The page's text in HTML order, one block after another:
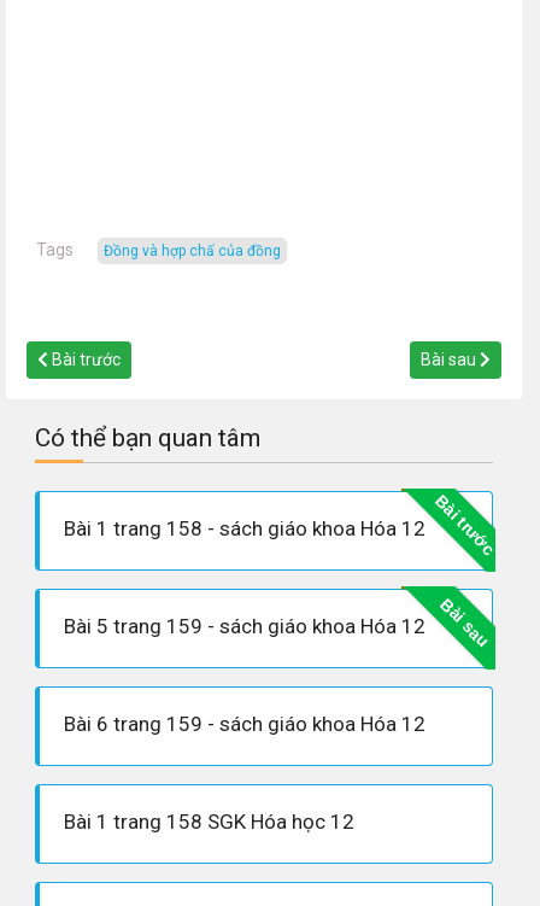
Tags đồng và hợp chấ của đồng
Bài trước Bài sau
Có thể bạn quan tâm
Bài trước
Bài 1 trang 158 - sách giáo khoa Hóa 12
Bài sau
Bài 5 trang 159 - sách giáo khoa Hóa 12
Bài 6 trang 159 - sách giáo khoa Hóa 12
Bài 1 trang 158 SGK Hóa học 12